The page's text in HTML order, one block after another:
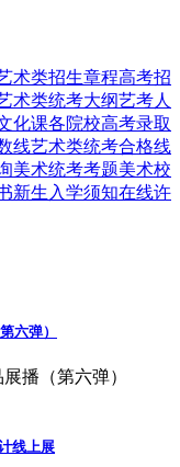
术类招生章程高考招
术类统考大纲艺考人
化课各院校高考录取
线艺术类统考合格线
美术统考考题美术校
新生入学须知在线许
六弹）
播（第六弹）
线上展